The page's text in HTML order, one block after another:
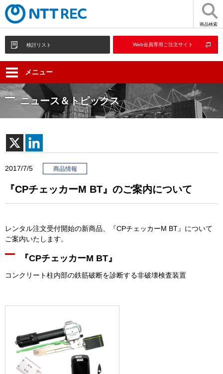
商品検索
検討リスト Web会員専用ご注文サイト
メニュー
ニュース＆トピックス
2017/7/5 商品情報
『CPチェッカーM BT』のご案内について
レンタル注文受付開始の新商品、『CPチェッカーM BT』について
ご案内いたします。
『CPチェッカーM BT』
コンクリート柱内部の鉄筋破断を診断する非破壊検査装置